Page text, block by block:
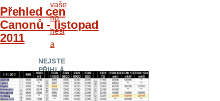
Přehled cen
Canonů - listopad
2011
vaše
ho
hesl
a
NEJSTE
PŘIHLÁ
ŠENI
Když se